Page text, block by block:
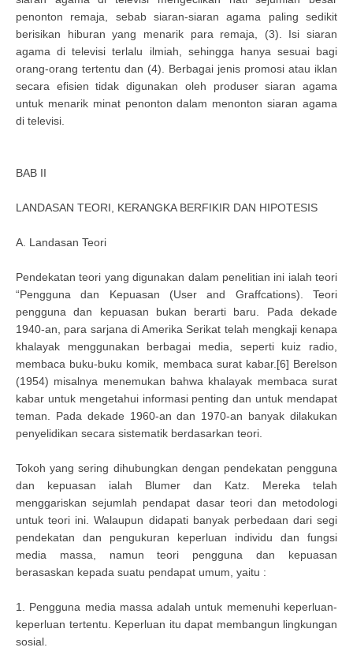
penonton remaja, sebab siaran-siaran agama paling sedikit
berisikan hiburan yang menarik para remaja, (3). Isi siaran
agama di televisi terlalu ilmiah, sehingga hanya sesuai bagi
orang-orang tertentu dan (4). Berbagai jenis promosi atau iklan
secara efisien tidak digunakan oleh produser siaran agama
untuk menarik minat penonton dalam menonton siaran agama
di televisi.
BAB II
LANDASAN TEORI, KERANGKA BERFIKIR DAN HIPOTESIS
A. Landasan Teori
Pendekatan teori yang digunakan dalam penelitian ini ialah teori
“Pengguna dan Kepuasan (User and Graffcations). Teori
pengguna dan kepuasan bukan berarti baru. Pada dekade
1940-an, para sarjana di Amerika Serikat telah mengkaji kenapa
khalayak menggunakan berbagai media, seperti kuiz radio,
membaca buku-buku komik, membaca surat kabar.[6] Berelson
(1954) misalnya menemukan bahwa khalayak membaca surat
kabar untuk mengetahui informasi penting dan untuk mendapat
teman. Pada dekade 1960-an dan 1970-an banyak dilakukan
penyelidikan secara sistematik berdasarkan teori.
Tokoh yang sering dihubungkan dengan pendekatan pengguna
dan kepuasan ialah Blumer dan Katz. Mereka telah
menggariskan sejumlah pendapat dasar teori dan metodologi
untuk teori ini. Walaupun didapati banyak perbedaan dari segi
pendekatan dan pengukuran keperluan individu dan fungsi
media massa, namun teori pengguna dan kepuasan
berasaskan kepada suatu pendapat umum, yaitu :
1. Pengguna media massa adalah untuk memenuhi keperluan-
keperluan tertentu. Keperluan itu dapat membangun lingkungan
sosial.